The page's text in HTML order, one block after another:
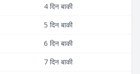
4 दिन बाकी
5 दिन बाकी
6 दिन बाकी
7 दिन बाकी